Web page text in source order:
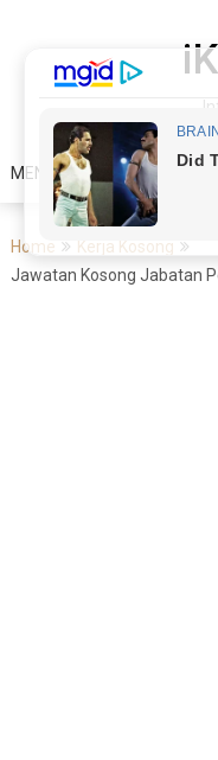
MENU
Home
Kerja Kosong
Jawatan Kosong Jabatan